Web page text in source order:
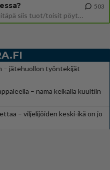
Siinäpä se kysymys on otsikossa. Mitäpä siis tuot/toisit pöytään parisuhteessa? Oletko mies vai nainen? Koetko sen mitä
503
– jätehuollon työntekijät
– nämä keikalla kuultiin
– viljelijöiden keski-ikä on jo